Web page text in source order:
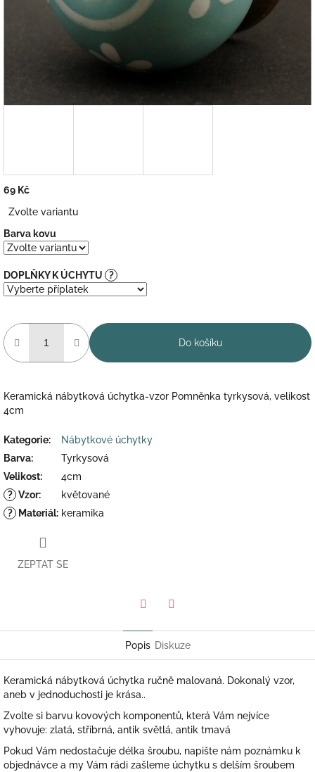
69 Kč
cena:
Zvolte variantu
Barva kovu
DOPLŇKY K ÚCHYTU ?
Do košíku
Keramická nábytková úchytka-vzor Pomněnka tyrkysová, velikost
4cm
Kategorie:
Nábytkové úchytky
Barva:
Tyrkysová
Velikost:
4cm
? Vzor:
květované
?
Materiál: keramika
ZEPTAT SE
Popis Diskuze
Keramická nábytková úchytka ručně malovaná. Dokonalý vzor,
aneb v jednoduchosti je krása..
Zvolte si barvu kovových komponentů, která Vám nejvíce
vyhovuje: zlatá, stříbrná, antik světlá, antik tmavá
Pokud Vám nedostačuje délka šroubu, napište nám poznámku k
objednávce a my Vám rádi zašleme úchytku s delším šroubem